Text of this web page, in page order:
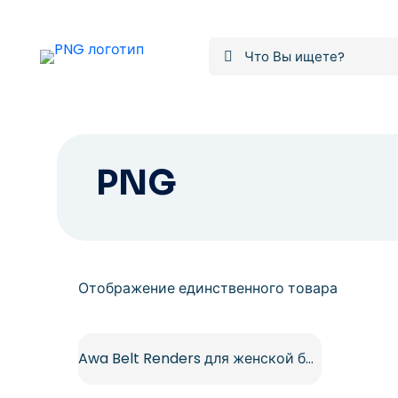
PNG
Отображение единственного товара
Awa Belt Renders для женской борьбы – Бесплатная загрузка PNG